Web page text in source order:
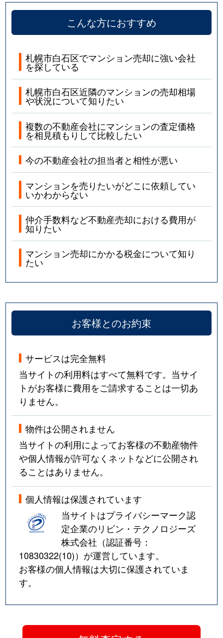
こんな方におすすめ
札幌市白石区でマンション売却に強い会社
を探している
札幌市白石区近隣のマンションの売却相場
や状況について知りたい
複数の不動産会社にマンションの査定価格
を相見積もりして比較したい
今の不動産会社の担当者と相性が悪い
マンションを売りたいがどこに依頼してい
いかわからない
仲介手数料など不動産売却における費用が
知りたい
マンション売却にかかる税金について知り
たい
お客様とのお約束
サービスは完全無料
当サイトの利用料はすべて無料です。当サイ
トがお客様に費用をご請求することは一切あ
りません。
物件は公開されません
当サイトの利用によってお客様の不動産物件
や個人情報が許可なくネットなどに公開され
ることはありません。
個人情報は保護されています
当サイトはプライバシーマーク認
定企業のリビン・テクノロジーズ
株式会社（認証番号：
10830322(10)）が運営しています。
お客様の個人情報は大切に保護されていま
す。